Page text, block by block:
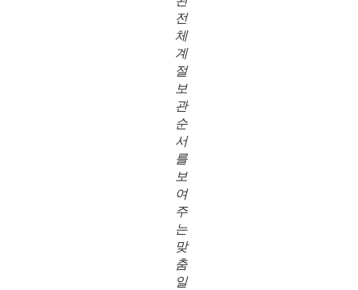
전
체
계
절
보
관
순
서
를
보
여
주
는
맞
춤
일